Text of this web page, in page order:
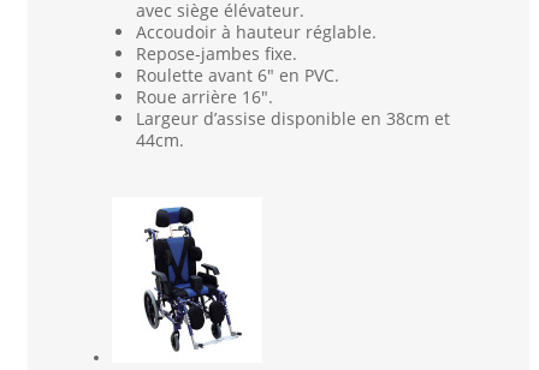
avec siège élévateur.
Accoudoir à hauteur réglable.
Repose-jambes fixe.
Roulette avant 6″ en PVC.
Roue arrière 16″.
Largeur d’assise disponible en 38cm et
44cm.